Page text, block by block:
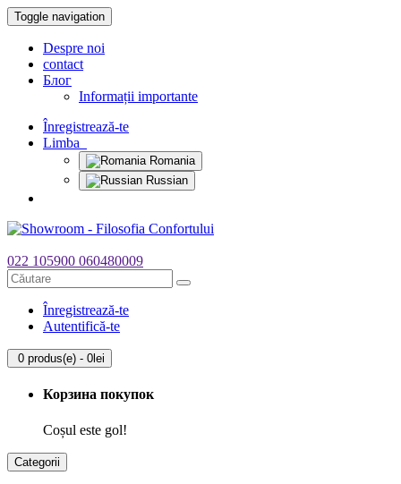
Toggle navigation
Despre noi
contact
Блог
Informații importante
Înregistrează-te
Limba
Romania
Russian
022 105900 060480009
Înregistrează-te
Autentifică-te
0 produs(e) - 0lei
Корзина покупок
Coșul este gol!
Categorii